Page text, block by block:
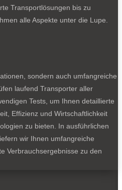
Transportlösungen bis zu
alle Aspekte unter die Lupe.
sondern auch umfangreiche
laufend Transporter aller
Tests, um Ihnen detaillierte
Effizienz und Wirtschaftlichkeit
zu bieten. In ausführlichen
wir Ihnen umfangreiche
Verbrauchsergebnisse zu den